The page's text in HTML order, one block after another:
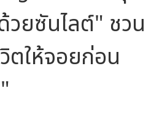
วยซันไลต์" ชวน
ตให้จอยก่อน